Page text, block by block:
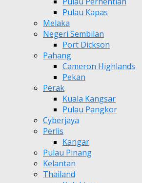
Pulau Kapas
Melaka
Negeri Sembilan
Port Dickson
Pahang
Cameron Highlands
Pekan
Perak
Kuala Kangsar
Pulau Pangkor
Cyberjaya
Perlis
Kangar
Pulau Pinang
Kelantan
Thailand